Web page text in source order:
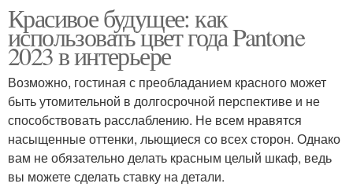
Красивое будущее: как
использовать цвет года Pantone
2023 в интерьере
Возможно, гостиная с преобладанием красного может
быть утомительной в долгосрочной перспективе и не
способствовать расслаблению. Не всем нравятся
насыщенные оттенки, льющиеся со всех сторон. Однако
вам не обязательно делать красным целый шкаф, ведь
вы можете сделать ставку на детали.